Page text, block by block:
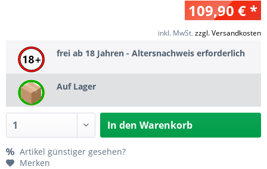
109,90 € *
inkl. MwSt.zzgl. Versandkosten
frei ab 18 Jahren - Altersnachweis erforderlich
Auf Lager
In den Warenkorb
Artikel günstiger gesehen?
Merken